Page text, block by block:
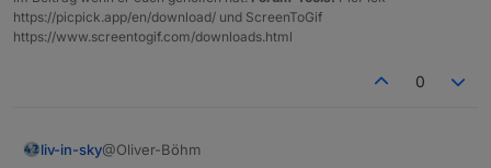
https://picpick.app/en/download/ und ScreenToGif
https://www.screentogif.com/downloads.html
0
liv-in-sky@Oliver-Böhm